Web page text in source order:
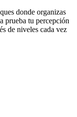
donde organizas
prueba tu percepción
de niveles cada vez